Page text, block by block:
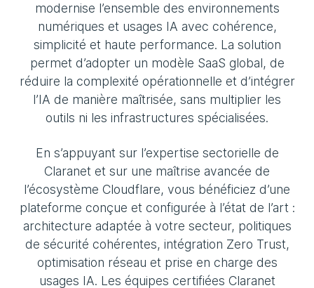
modernise l’ensemble des environnements
numériques et usages IA avec cohérence,
simplicité et haute performance. La solution
permet d’adopter un modèle SaaS global, de
réduire la complexité opérationnelle et d’intégrer
l’IA de manière maîtrisée, sans multiplier les
outils ni les infrastructures spécialisées.
En s’appuyant sur l’expertise sectorielle de
Claranet et sur une maîtrise avancée de
l’écosystème Cloudflare, vous bénéficiez d’une
plateforme conçue et configurée à l’état de l’art :
architecture adaptée à votre secteur, politiques
de sécurité cohérentes, intégration Zero Trust,
optimisation réseau et prise en charge des
usages IA. Les équipes certifiées Claranet